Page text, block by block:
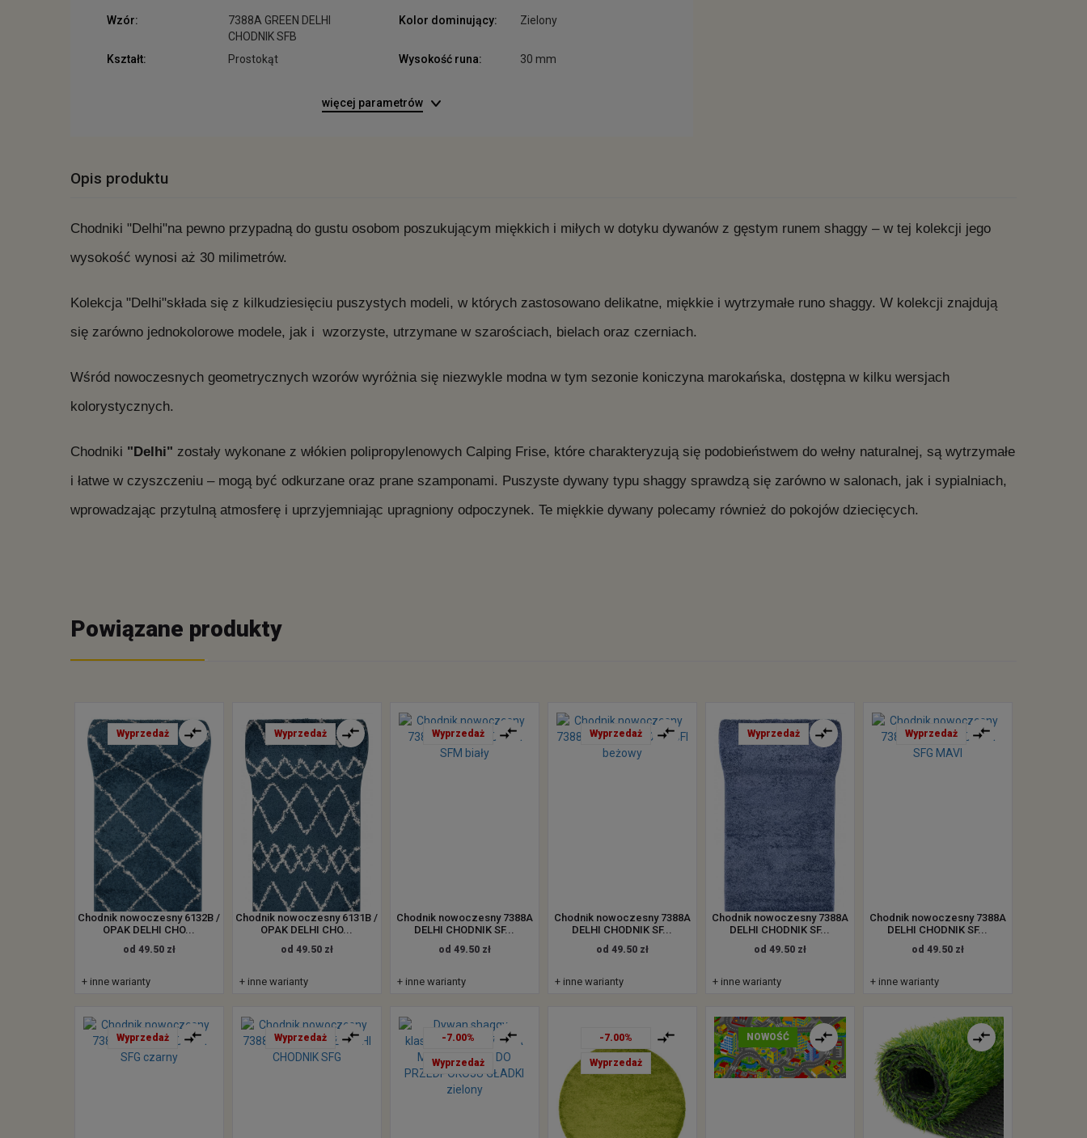
Wzór:
7388A GREEN DELHI
CHODNIK SFB
Kolor dominujący: Zielony
Kształt: Prostokąt Wysokość runa: 30 mm
więcej parametrów
Opis produktu
Chodniki "Delhi"na pewno przypadną do gustu osobom poszukującym miękkich i miłych w dotyku dywanów z gęstym runem shaggy – w tej kolekcji jego
wysokość wynosi aż 30 milimetrów.
Kolekcja "Delhi"składa się z kilkudziesięciu puszystych modeli, w których zastosowano delikatne, miękkie i wytrzymałe runo shaggy. W kolekcji znajdują
się zarówno jednokolorowe modele, jak i wzorzyste, utrzymane w szarościach, bielach oraz czerniach.
Wśród nowoczesnych geometrycznych wzorów wyróżnia się niezwykle modna w tym sezonie koniczyna marokańska, dostępna w kilku wersjach
kolorystycznych.
Chodniki "Delhi" zostały wykonane z włókien polipropylenowych Calping Frise, które charakteryzują się podobieństwem do wełny naturalnej, są wytrzymałe
i łatwe w czyszczeniu – mogą być odkurzane oraz prane szamponami. Puszyste dywany typu shaggy sprawdzą się zarówno w salonach, jak i sypialniach,
wprowadzając przytulną atmosferę i uprzyjemniając upragniony odpoczynek. Te miękkie dywany polecamy również do pokojów dziecięcych.
Powiązane produkty
Wyprzedaż
Chodnik nowoczesny 6132B /
OPAK DELHI CHO...
od 49.50 zł
+ inne warianty
Wyprzedaż
Chodnik nowoczesny 6131B /
OPAK DELHI CHO...
od 49.50 zł
+ inne warianty
Wyprzedaż
Chodnik nowoczesny 7388A
DELHI CHODNIK SF...
od 49.50 zł
+ inne warianty
Wyprzedaż
Chodnik nowoczesny 7388A
DELHI CHODNIK SF...
od 49.50 zł
+ inne warianty
Wyprzedaż
Chodnik nowoczesny 7388A
DELHI CHODNIK SF...
od 49.50 zł
+ inne warianty
Wyprzedaż
Chodnik nowoczesny 7388A
DELHI CHODNIK SF...
od 49.50 zł
+ inne warianty
Wyprzedaż Wyprzedaż -7.00%
Wyprzedaż
-7.00%
Wyprzedaż
NOWOŚĆ